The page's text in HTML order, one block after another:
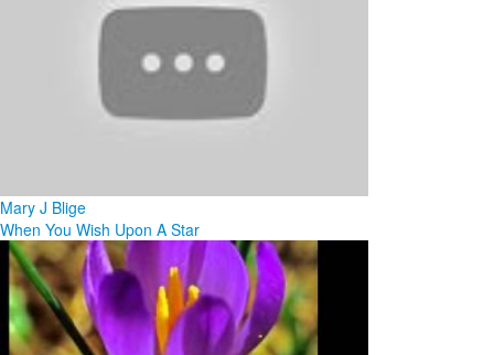
Mary J Blige
When You Wish Upon A Star